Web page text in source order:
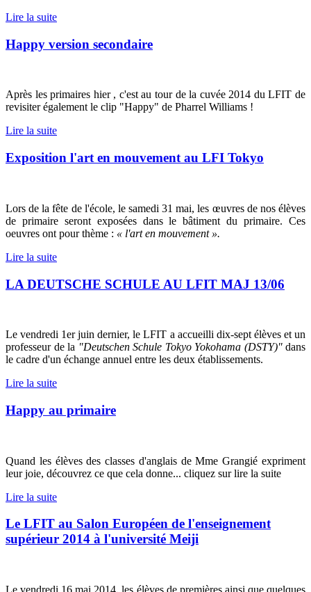
Lire la suite
Happy version secondaire
Après les primaires hier , c'est au tour de la cuvée 2014 du LFIT de
revisiter également le clip "Happy" de Pharrel Williams !
Lire la suite
Exposition l'art en mouvement au LFI Tokyo
Lors de la fête de l'école, le samedi 31 mai, les œuvres de nos élèves
de primaire seront exposées dans le bâtiment du primaire. Ces
oeuvres ont pour thème : « l'art en mouvement ».
Lire la suite
LA DEUTSCHE SCHULE AU LFIT MAJ 13/06
Le vendredi 1er juin dernier, le LFIT a accueilli dix-sept élèves et un
professeur de la "Deutschen Schule Tokyo Yokohama (DSTY)"dans
le cadre d'un échange annuel entre les deux établissements.
Lire la suite
Happy au primaire
Quand les élèves des classes d'anglais de Mme Grangié expriment
leur joie, découvrez ce que cela donne... cliquez sur lire la suite
Lire la suite
Le LFIT au Salon Européen de l'enseignement
supérieur 2014 à l'université Meiji